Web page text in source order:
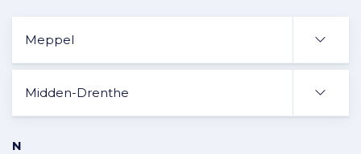
Meppel
Midden-Drenthe
N